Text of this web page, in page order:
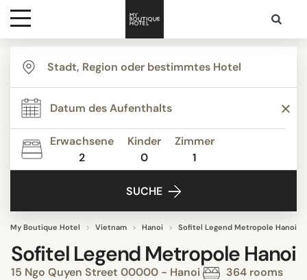
Ziele
Hotelarten
Kontakt
Erwachsene
2
Kinder
0
Zimmer
1
SUCHE
My Boutique Hotel Vietnam Hanoi Sofitel Legend Metropole Hanoi
Sofitel Legend Metropole Hanoi
15 Ngo Quyen Street 00000 - Hanoi 364 rooms